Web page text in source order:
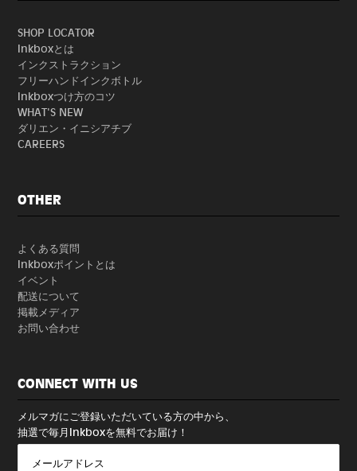
SHOP LOCATOR
Inkboxとは
インクストラクション
フリーハンドインクボトル
Inkboxつけ方のコツ
WHAT'S NEW
ダリエン・イニシアチブ
CAREERS
OTHER
よくある質問
Inkboxポイントとは
イベント
配送について
掲載メディア
お問い合わせ
CONNECT WITH US
メルマガにご登録いただいている方の中から、
抽選で毎月Inkboxを無料でお届け！